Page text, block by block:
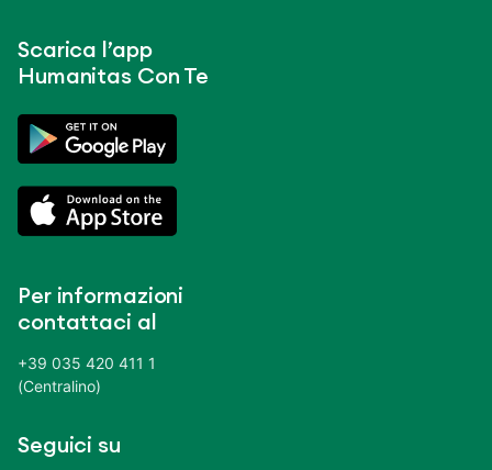
Scarica l’app
Humanitas Con Te
Per informazioni
contattaci al
+39 035 420 411 1
(Centralino)
Seguici su